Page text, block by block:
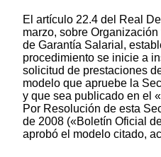
El artículo 22.4 del Real
marzo, sobre
de Garantía Salarial,
procedimiento se inicie a
solicitud de prestaciones
modelo que apruebe la
y que sea publicado en el
Por Resolución de esta
de 2008 («Boletín Oficial
aprobó el modelo citado,